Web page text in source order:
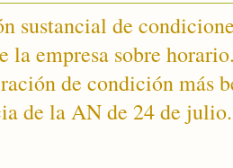
sustancial de
la empresa sobre
de condición más
de la AN de 24 de julio.